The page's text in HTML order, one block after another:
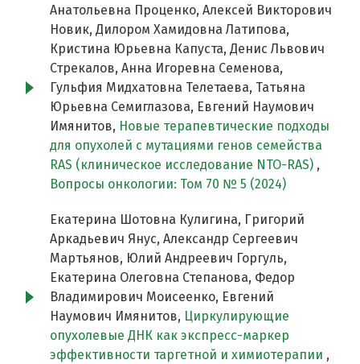
Анатольевна Проценко, Алексей Викторович
Новик, Дилором Хамидовна Латипова,
Кристина Юрьевна Капуста, Денис Львович
Стрекалов, Анна Игоревна Семенова,
Гульфия Мидхатовна Телетаева, Татьяна
Юрьевна Семиглазова, Евгений Наумович
Имянитов, Новые терапевтические подходы
для опухолей с мутациями генов семейства
RAS (клиническое исследование NТО-RAS) ,
Вопросы онкологии: Том 70 № 5 (2024)
Екатерина Шотовна Кулигина, Григорий
Аркадьевич Янус, Александр Сергеевич
Мартьянов, Юлий Андреевич Горгуль,
Екатерина Олеговна Степанова, Федор
Владимирович Моисеенко, Евгений
Наумович Имянитов, Циркулирующие
опухолевые ДНК как экспресс-маркер
эффективности таргетной и химиотерапии ,